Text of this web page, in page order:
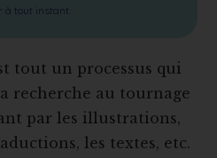
à tout instant.
tout un processus qui
recherche au tournage
par les illustrations,
les textes, etc.